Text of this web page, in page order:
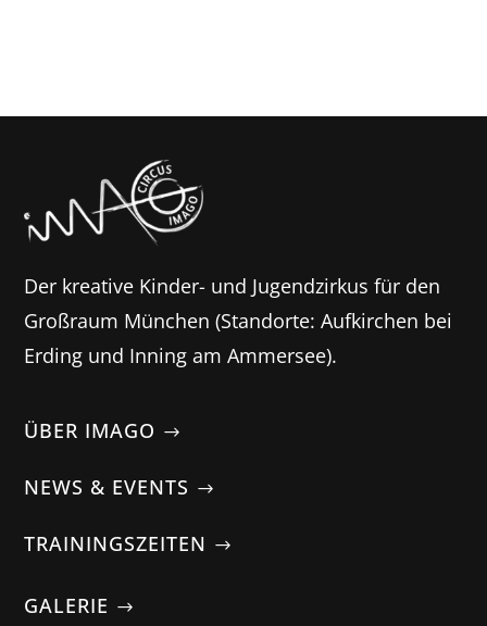
Der kreative Kinder- und Jugendzirkus für den
Großraum München (Standorte: Aufkirchen bei
Erding und Inning am Ammersee).
ÜBER IMAGO
NEWS & EVENTS
TRAININGSZEITEN
GALERIE